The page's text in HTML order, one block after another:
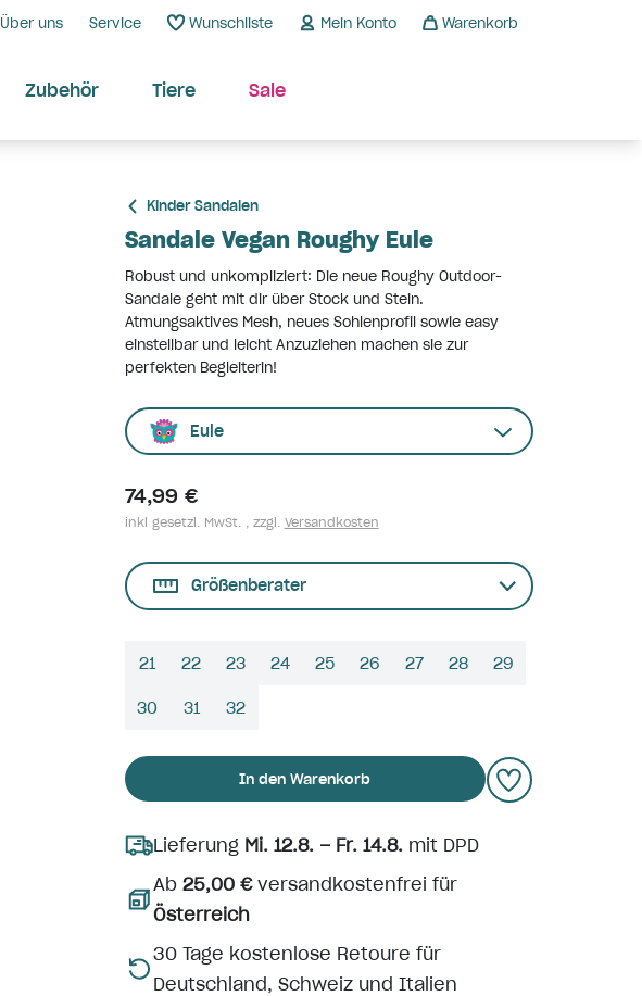
Über uns Service Wunschliste Mein Konto Warenkorb
Zubehör Tiere Sale
Kinder Sandalen
Sandale Vegan Roughy Eule
Robust und unkompliziert: Die neue Roughy Outdoor-
Sandale geht mit dir über Stock und Stein.
Atmungsaktives Mesh, neues Sohlenprofil sowie easy
einstellbar und leicht Anzuziehen machen sie zur
perfekten Begleiterin!
Eule
74,99 €
inkl gesetzl. MwSt. , zzgl. Versandkosten
Größenberater
21 22 23 24 25 26 27 28 29
30 31 32
In den Warenkorb
Lieferung Mi. 12.8. – Fr. 14.8.mit DPD
Ab 25,00 €versandkostenfrei für
Österreich
30 Tage kostenlose Retoure für
Deutschland, Schweiz und Italien